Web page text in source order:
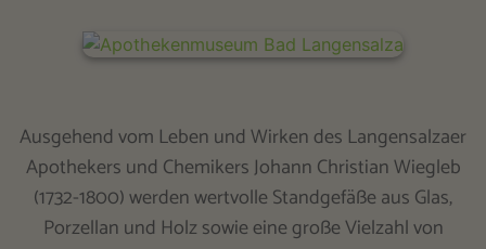
Ausgehend vom Leben und Wirken des Langensalzaer
Apothekers und Chemikers Johann Christian Wiegleb
(1732-1800) werden wertvolle Standgefäße aus Glas,
Porzellan und Holz sowie eine große Vielzahl von